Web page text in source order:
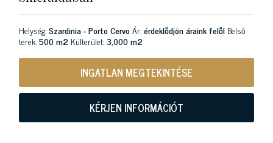
Helység:Szardinia - Porto CervoÁr:érdeklődjön áraink felől Belső
terek:500 m2 Külterület:3,000 m2
INGATLAN MEGTEKINTÉSE
KÉRJEN INFORMÁCIÓT